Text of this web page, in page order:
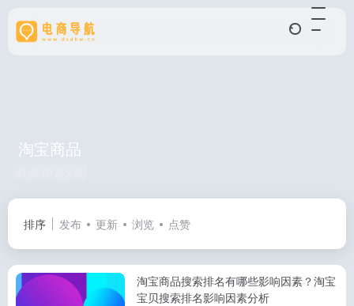
淘宝商品
排序 发布 更新 浏览 点赞
淘宝商品搜索排名有哪些影响因素？淘宝
宝贝搜索排名影响因素分析